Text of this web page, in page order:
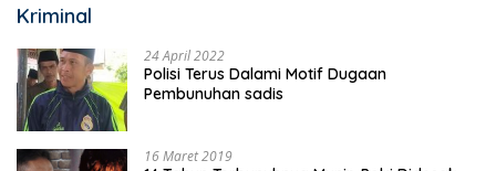
Kriminal
24 April 2022
Polisi Terus Dalami Motif Dugaan
Pembunuhan sadis
16 Maret 2019